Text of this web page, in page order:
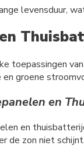
levensduur,
toepassingen
groene
en
en
de zon niet